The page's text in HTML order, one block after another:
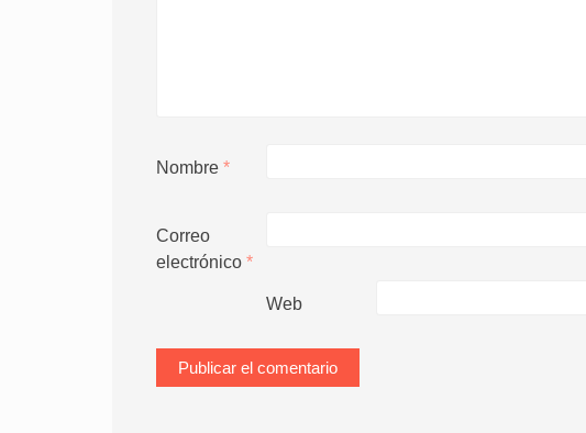
Nombre *
Correo
electrónico *
Web